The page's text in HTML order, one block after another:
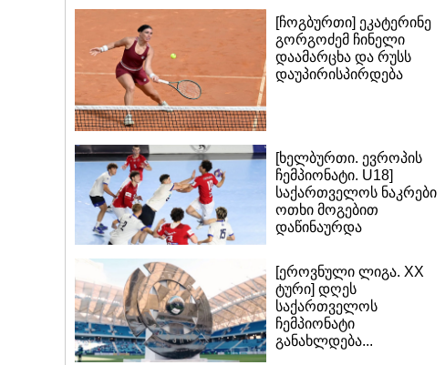
[ჩოგბურთი] ეკატერინე
გორგოძემ ჩინელი
დაამარცხა და რუსს
დაუპირისპირდება
[ხელბურთი. ევროპის
ჩემპიონატი. U18]
საქართველოს ნაკრები
ოთხი მოგებით
დაწინაურდა
[ეროვნული ლიგა. XX
ტური] დღეს
საქართველოს
ჩემპიონატი
განახლდება...